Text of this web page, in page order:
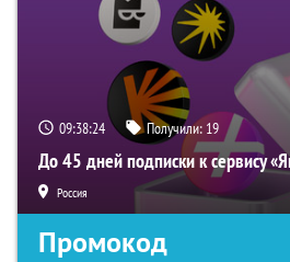
09:38:23 Получили: 19
До 45 дней подписки к сервису
Россия
Промокод